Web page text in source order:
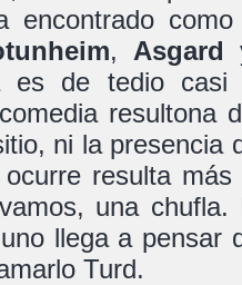
encontrado
, Asgard
es de tedio casi
resultona
ni la presencia
resulta
una
llega a pensar
Turd.